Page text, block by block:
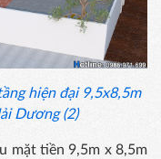
hiện đại 9,5x8,5m
Dương (2)
mặt tiền 9,5m x 8,5m